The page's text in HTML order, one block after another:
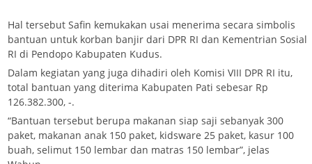
Hal tersebut Safin kemukakan usai menerima secara simbolis
bantuan untuk korban banjir dari DPR RI dan Kementrian Sosial
RI di Pendopo Kabupaten Kudus.
Dalam kegiatan yang juga dihadiri oleh Komisi VIII DPR RI itu,
total bantuan yang diterima Kabupaten Pati sebesar Rp
126.382.300, -.
“Bantuan tersebut berupa makanan siap saji sebanyak 300
paket, makanan anak 150 paket, kidsware 25 paket, kasur 100
buah, selimut 150 lembar dan matras 150 lembar”, jelas